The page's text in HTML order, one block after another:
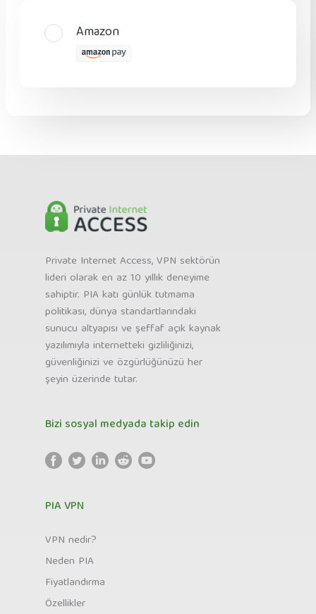
Amazon
Private Internet Access, VPN sektörün
lideri olarak en az 10 yıllık deneyime
sahiptir. PIA katı günlük tutmama
politikası, dünya standartlarındaki
sunucu altyapısı ve şeffaf açık kaynak
yazılımıyla internetteki gizliliğinizi,
güvenliğinizi ve özgürlüğünüzü her
şeyin üzerinde tutar.
Bizi sosyal medyada takip edin
PIA VPN
VPN nedir?
Neden PIA
Fiyatlandırma
Özellikler